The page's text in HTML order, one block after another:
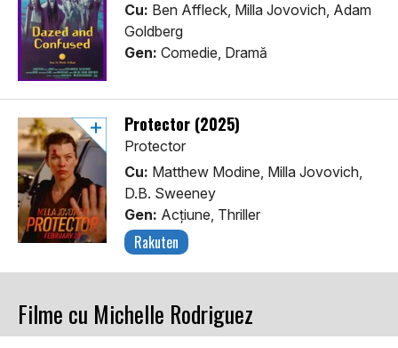
Cu: Ben Affleck, Milla Jovovich, Adam
Goldberg
Gen: Comedie, Dramă
Protector (2025)
Protector
Cu: Matthew Modine, Milla Jovovich,
D.B. Sweeney
Gen: Acţiune, Thriller
Rakuten
Filme cu Michelle Rodriguez